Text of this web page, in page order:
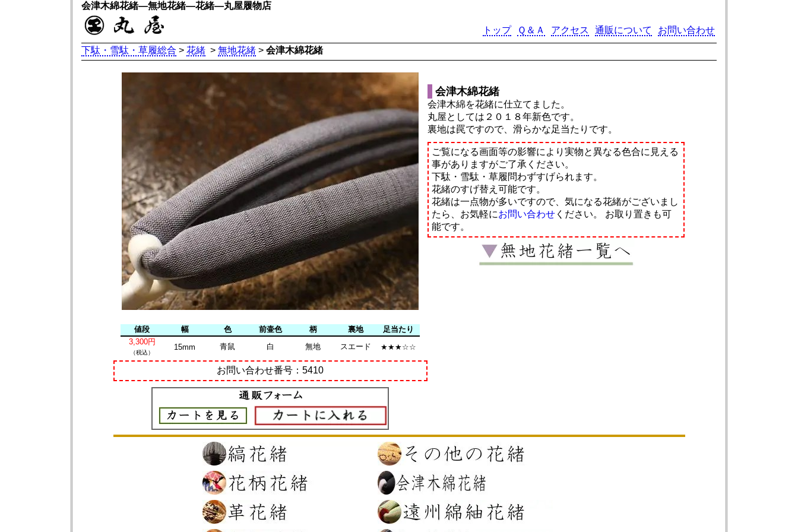
会津木綿花緒―無地花緒―花緒―丸屋履物店
トップ Ｑ＆Ａ アクセス 通販について
お問い合わせ
下駄・雪駄・草履総合 > 花緒 > 無地花緒 > 会津木綿花緒
値段 幅 色 前壷色 柄 裏地
足当たり
3,300円
（税込）
15mm 青鼠 白 無地 スエード ★★★☆☆
お問い合わせ番号：5410
会津木綿花緒
会津木綿を花緒に仕立てました。
丸屋としては２０１８年新色です。
裏地は罠ですので、滑らかな足当たりです。
ご覧になる画面等の影響により実物と異なる色合に見える
事がありますがご了承ください。
下駄・雪駄・草履問わずすげられます。
花緒のすげ替え可能です。
花緒は一点物が多いですので、気になる花緒がございまし
たら、お気軽にお問い合わせ ください。
お取り置きも可
能です。